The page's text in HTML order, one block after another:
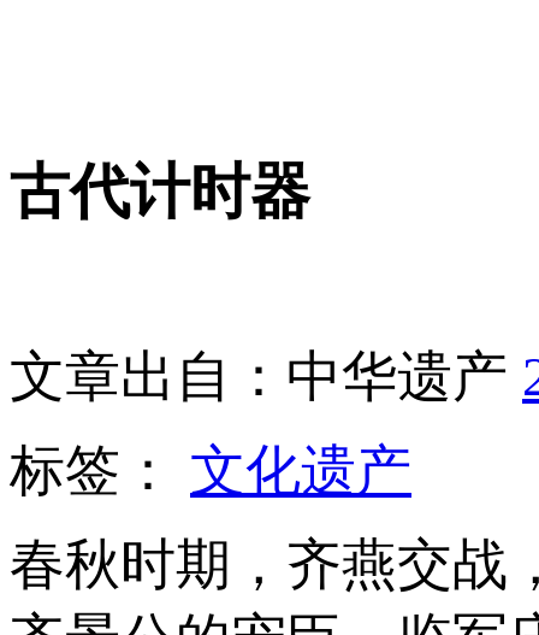
古代计时器
文章出自：中华遗产
标签： 文化遗产
春秋时期，齐燕交战